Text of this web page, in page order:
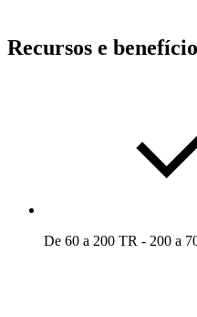
Recursos e
De 60 a 200 TR - 200 a